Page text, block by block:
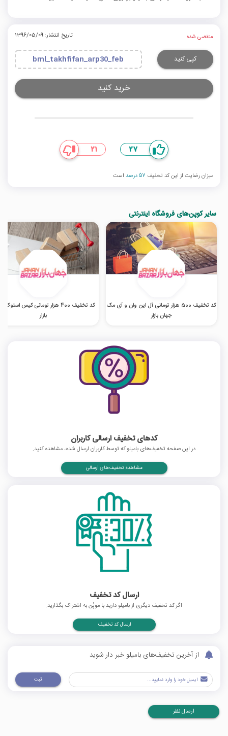
منقضی شده تاریخ انتشار: 1396/05/09
کپی کنید bml_takhfifan_arp30_feb
خرید کنید
27
21
میزان رضایت از این کد تخفیف 57 درصد است
سایر کوپن‌های فروشگاه اینترنتی
کد تخفیف 500 هزار تومانی آل این وان و آی مک
جهان بازار
کد تخفیف 400 هزار تومانی کیس
بازار
کدهای تخفیف ارسالی کاربران
در این صفحه تخفیف‌های بامیلو که توسط کاربران ارسال شده، مشاهده کنید.
مشاهده تخفیف‌های ارسالی
ارسال کد تخفیف
اگر کد تخفیف دیگری از بامیلو دارید با موپُن به اشتراک بگذارید.
ارسال کد تخفیف
از آخرین تخفیف‌های بامیلو خبر دار شوید
ثبت
ارسال نظر